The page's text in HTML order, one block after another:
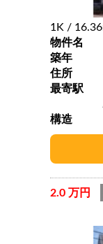
1K /
物件名
築年
住所
最寄駅
構造
2.0 万円